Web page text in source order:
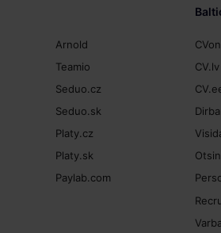
Arnold
Teamio
Seduo.cz
Seduo.sk
Platy.cz
Platy.sk
Paylab.com
CV.lv